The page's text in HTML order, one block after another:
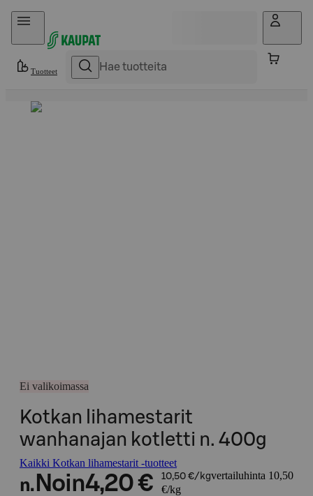
Hyppää sisältöön
Tuotteet
Ei valikoimassa
Kotkan lihamestarit
wanhanajan kotletti n. 400g
Kaikki Kotkan lihamestarit -tuotteet
n. Noin4,20 € 10,50 €/kgvertailuhinta 10,50
€/kg